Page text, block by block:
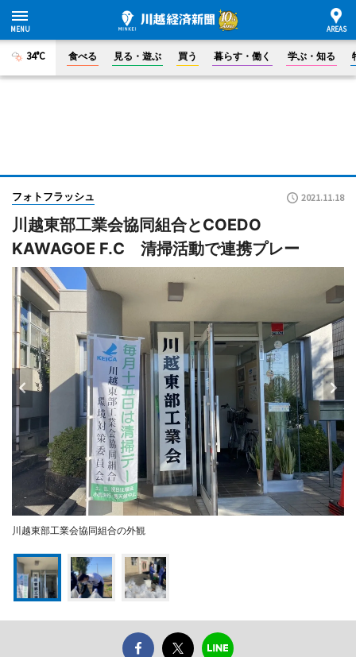
34°C 食べる 見る・遊ぶ 買う 暮らす・働く 学ぶ・知る
フォトフラッシュ 2021.11.18
川越東部工業会協同組合とCOEDO
KAWAGOE F.C 清掃活動で連携プレー
川越東部工業会協同組合の外観